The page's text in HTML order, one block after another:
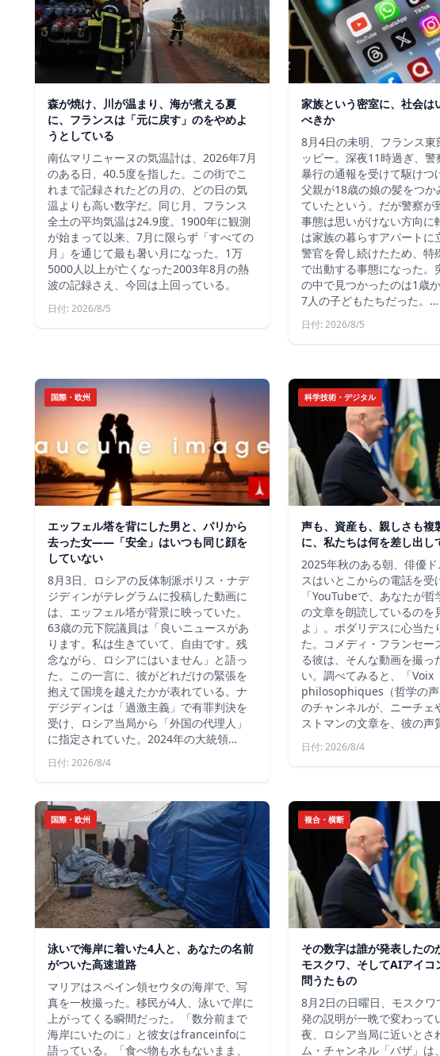
森が焼け、川が温まり、海が煮える夏
に、フランスは「元に戻す」のをやめよ
うとしている
南仏マリニャーヌの気温計は、2026年7月
のある日、40.5度を指した。この街でこ
れまで記録されたどの月の、どの日の気
温よりも高い数字だ。同じ月、フランス
全土の平均気温は24.9度。1900年に観測
が始まって以来、7月に限らず「すべての
月」を通じて最も暑い月になった。1万
5000人以上が亡くなった2003年8月の熱
波の記録さえ、今回は上回っている。
日付: 2026/8/5
家族という密室に、社会は
べきか
8月4日の未明、フランス東
ッピー。深夜11時過ぎ、
暴行の通報を受けて駆けつ
父親が18歳の娘の髪をつか
ていたという。だが警察が
事態は思いがけない方向に
は家族の暮らすアパートに
警官を脅し続けたため、特
で出動する事態になった。
の中で見つかったのは1歳
7人の子どもたちだった。…
日付: 2026/8/5
国際・欧州
エッフェル塔を背にした男と、パリから
去った女——「安全」はいつも同じ顔を
していない
8月3日、ロシアの反体制派ボリス・ナデ
ジディンがテレグラムに投稿した動画に
は、エッフェル塔が背景に映っていた。
63歳の元下院議員は「良いニュースがあ
ります。私は生きていて、自由です。残
念ながら、ロシアにはいません」と語っ
た。この一言に、彼がどれだけの緊張を
抱えて国境を越えたかが表れている。ナ
デジディンは「過激主義」で有罪判決を
受け、ロシア当局から「外国の代理人」
に指定されていた。2024年の大統領…
日付: 2026/8/4
科学技術・デジタル
声も、資産も、親しさも複
に、私たちは何を差し出し
2025年秋のある朝、俳優
スはいとこからの電話を受
「YouTubeで、あなたが
の文章を朗読しているのを
よ」。ポダリデスに心当た
た。コメディ・フランセー
る彼は、そんな動画を撮っ
い。調べてみると、「Voix
philosophiques（哲学の声
のチャンネルが、ニーチェ
ストマンの文章を、彼の声
日付: 2026/8/4
国際・欧州
泳いで海岸に着いた4人と、あなたの名前
がついた高速道路
マリアはスペイン領セウタの海岸で、写
真を一枚撮った。移民が4人、泳いで岸に
上がってくる瞬間だった。「数分前まで
海岸にいたのに」と彼女はfranceinfoに
語っている。「食べ物も水もないまま、
複合・横断
その数字は誰が発表したの
モスクワ、そしてAIアイコ
問うたもの
8月2日の日曜日、モスクワ
発の説明が一晩で変わって
夜、ロシア当局に近いとさ
ム・チャンネル「バザ」は